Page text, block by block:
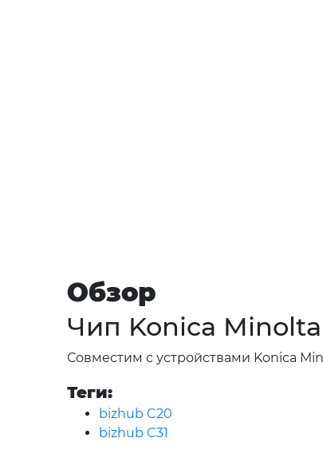
Обзор
Чип Konica Minolta
Совместим с устройствами Konica
Теги:
bizhub C20
bizhub C31